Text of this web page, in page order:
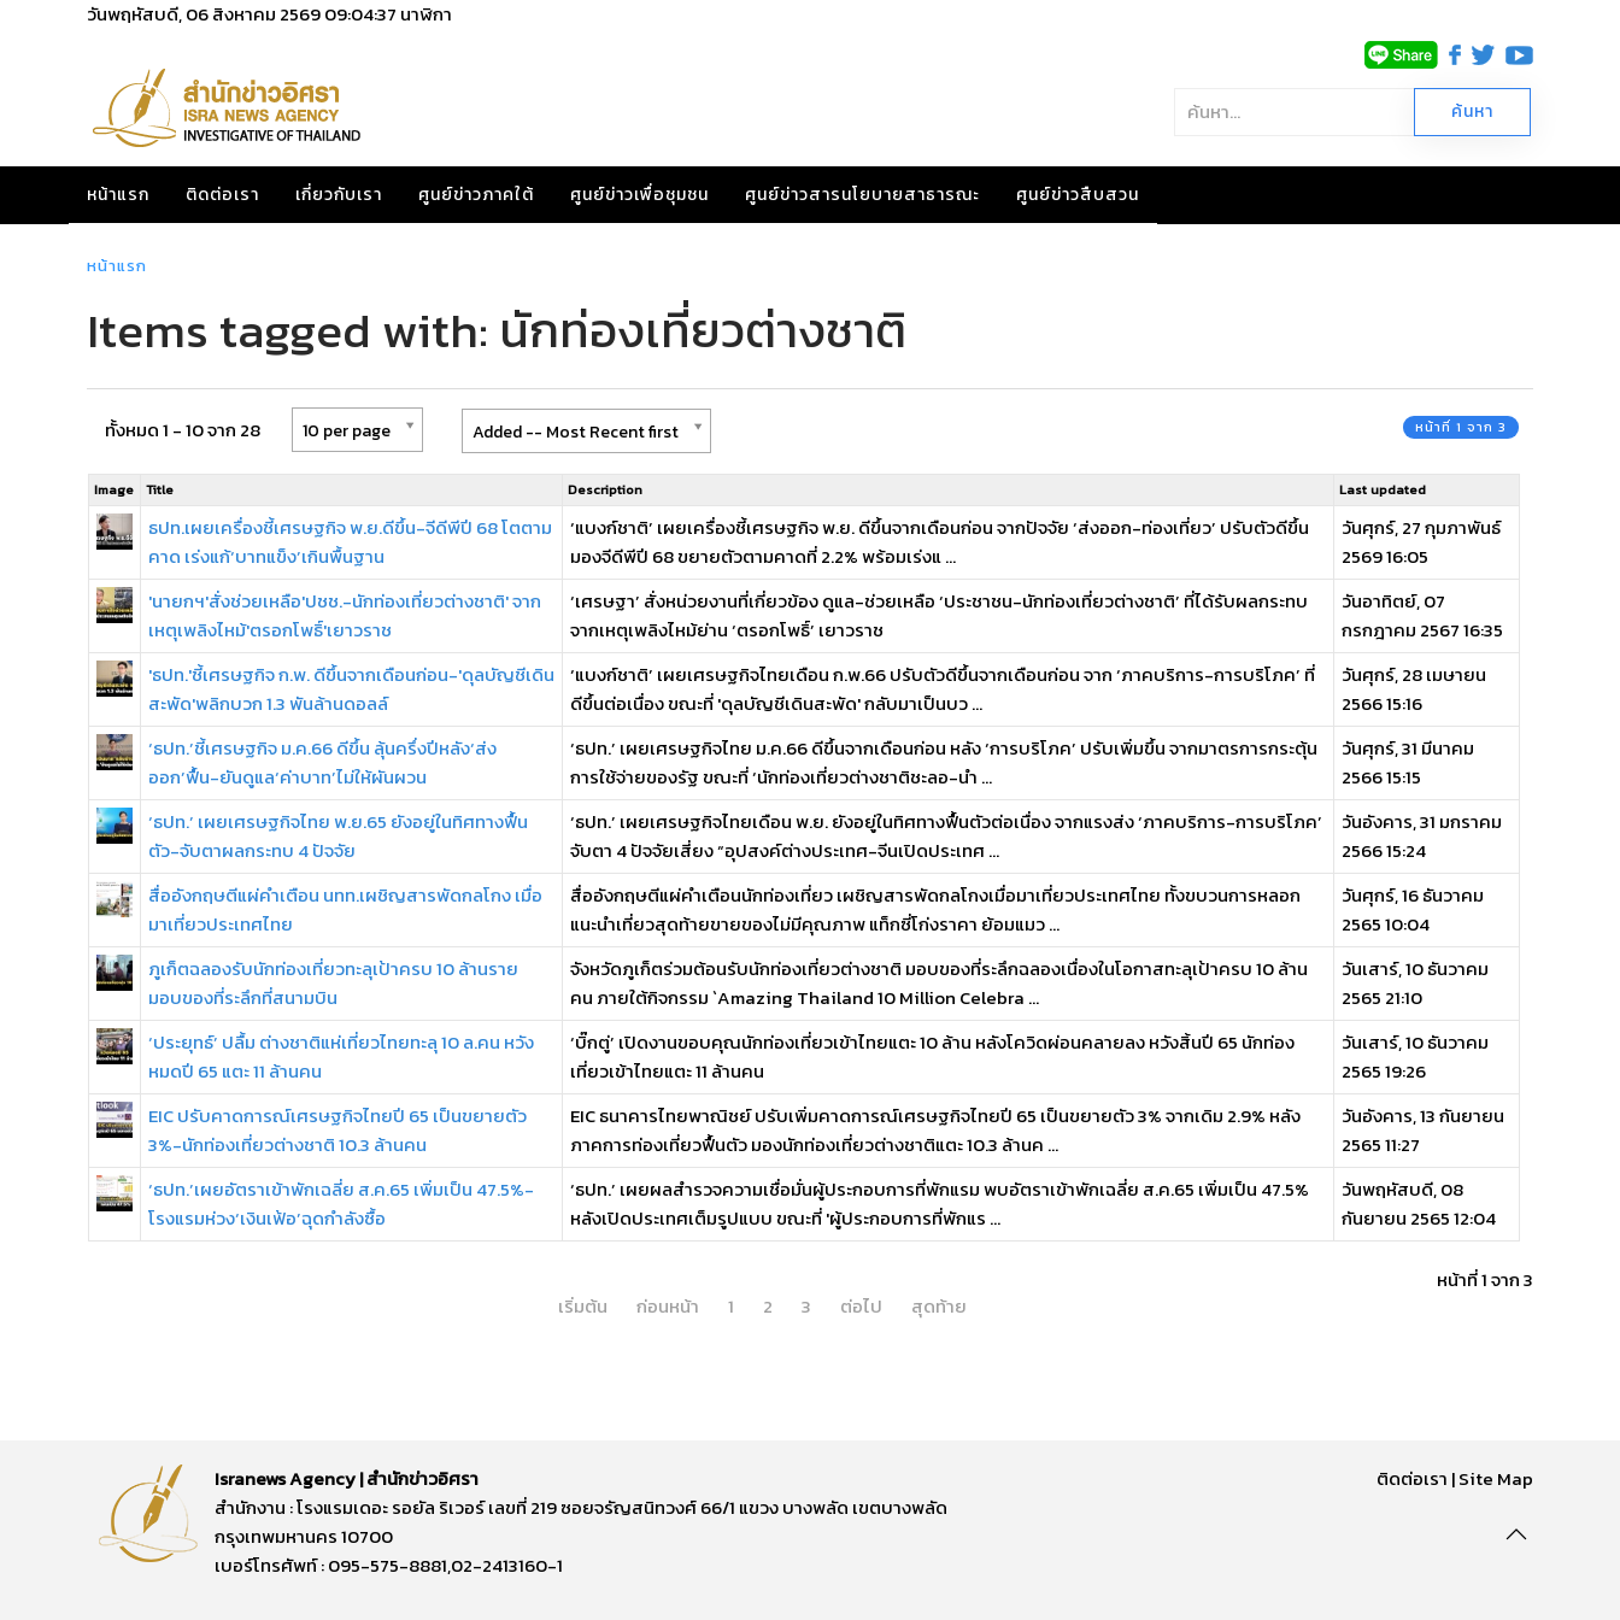
วันพฤหัสบดี, 06 สิงหาคม 256909:04:37 นาฬิกา
หน้าแรก ติดต่อเรา เกี่ยวกับเรา ศูนย์ข่าวภาคใต้ ศูนย์ข่าวเพื่อชุมชน ศูนย์ข่าวสารนโยบายสาธารณะ ศูนย์ข่าวสืบสวน
หน้าแรก
Items tagged with: นักท่องเที่ยวต่างชาติ
ทั้งหมด 1 - 10 จาก 28 10 per page Added -- Most Recent first หน้าที่ 1 จาก 3
Image Title Description Last updated
ธปท.เผยเครื่องชี้เศรษฐกิจ พ.ย.ดีขึ้น-จีดีพีปี 68 โตตาม
คาด เร่งแก้‘บาทแข็ง’เกินพื้นฐาน
‘แบงก์ชาติ’ เผยเครื่องชี้เศรษฐกิจ พ.ย. ดีขึ้นจากเดือนก่อน จากปัจจัย ‘ส่งออก-ท่องเที่ยว’ ปรับตัวดีขึ้น
มองจีดีพีปี 68 ขยายตัวตามคาดที่ 2.2% พร้อมเร่งแ ...
วันศุกร์, 27 กุมภาพันธ์
2569 16:05
'นายกฯ'สั่งช่วยเหลือ'ปชช.-นักท่องเที่ยวต่างชาติ' จาก
เหตุเพลิงไหม้'ตรอกโพธิ์'เยาวราช
‘เศรษฐา’ สั่งหน่วยงานที่เกี่ยวข้อง ดูแล-ช่วยเหลือ ‘ประชาชน-นักท่องเที่ยวต่างชาติ’ ที่ได้รับผลกระทบ
จากเหตุเพลิงไหม้ย่าน ‘ตรอกโพธิ์’ เยาวราช
วันอาทิตย์, 07
กรกฎาคม 2567 16:35
'ธปท.'ชี้เศรษฐกิจ ก.พ. ดีขึ้นจากเดือนก่อน-'ดุลบัญชีเดิน
สะพัด'พลิกบวก 1.3 พันล้านดอลล์
‘แบงก์ชาติ’ เผยเศรษฐกิจไทยเดือน ก.พ.66 ปรับตัวดีขึ้นจากเดือนก่อน จาก ‘ภาคบริการ-การบริโภค’ ที่
ดีขึ้นต่อเนื่อง ขณะที่ 'ดุลบัญชีเดินสะพัด' กลับมาเป็นบว ...
วันศุกร์, 28 เมษายน
2566 15:16
‘ธปท.’ชี้เศรษฐกิจ ม.ค.66 ดีขึ้น ลุ้นครึ่งปีหลัง‘ส่ง
ออก’ฟื้น-ยันดูแล‘ค่าบาท’ไม่ให้ผันผวน
‘ธปท.’ เผยเศรษฐกิจไทย ม.ค.66 ดีขึ้นจากเดือนก่อน หลัง ‘การบริโภค’ ปรับเพิ่มขึ้น จากมาตรการกระตุ้น
การใช้จ่ายของรัฐ ขณะที่ ‘นักท่องเที่ยวต่างชาติชะลอ-นำ ...
วันศุกร์, 31 มีนาคม
2566 15:15
‘ธปท.’ เผยเศรษฐกิจไทย พ.ย.65 ยังอยู่ในทิศทางฟื้น
ตัว-จับตาผลกระทบ 4 ปัจจัย
‘ธปท.’ เผยเศรษฐกิจไทยเดือน พ.ย. ยังอยู่ในทิศทางฟื้นตัวต่อเนื่อง จากแรงส่ง ‘ภาคบริการ-การบริโภค’
จับตา 4 ปัจจัยเสี่ยง “อุปสงค์ต่างประเทศ-จีนเปิดประเทศ ...
วันอังคาร, 31 มกราคม
2566 15:24
สื่ออังกฤษตีแผ่คำเตือน นทท.เผชิญสารพัดกลโกง เมื่อ
มาเที่ยวประเทศไทย
สื่ออังกฤษตีแผ่คำเตือนนักท่องเที่ยว เผชิญสารพัดกลโกงเมื่อมาเที่ยวประเทศไทย ทั้งขบวนการหลอก
แนะนำเที่ยวสุดท้ายขายของไม่มีคุณภาพ แท็กซี่โก่งราคา ย้อมแมว ...
วันศุกร์, 16 ธันวาคม
2565 10:04
ภูเก็ตฉลองรับนักท่องเที่ยวทะลุเป้าครบ 10 ล้านราย
มอบของที่ระลึกที่สนามบิน
จังหวัดภูเก็ตร่วมต้อนรับนักท่องเที่ยวต่างชาติ มอบของที่ระลึกฉลองเนื่องในโอกาสทะลุเป้าครบ 10 ล้าน
คน ภายใต้กิจกรรม `Amazing Thailand 10 Million Celebra ...
วันเสาร์, 10 ธันวาคม
2565 21:10
‘ประยุทธ์’ ปลื้ม ต่างชาติแห่เที่ยวไทยทะลุ 10 ล.คน หวัง
หมดปี 65 แตะ 11 ล้านคน
‘บิ๊กตู่’ เปิดงานขอบคุณนักท่องเที่ยวเข้าไทยแตะ 10 ล้าน หลังโควิดผ่อนคลายลง หวังสิ้นปี 65 นักท่อง
เที่ยวเข้าไทยแตะ 11 ล้านคน
วันเสาร์, 10 ธันวาคม
2565 19:26
EIC ปรับคาดการณ์เศรษฐกิจไทยปี 65 เป็นขยายตัว
3%-นักท่องเที่ยวต่างชาติ 10.3 ล้านคน
EIC ธนาคารไทยพาณิชย์ ปรับเพิ่มคาดการณ์เศรษฐกิจไทยปี 65 เป็นขยายตัว 3% จากเดิม 2.9% หลัง
ภาคการท่องเที่ยวฟื้นตัว มองนักท่องเที่ยวต่างชาติแตะ 10.3 ล้านค ...
วันอังคาร, 13 กันยายน
2565 11:27
‘ธปท.’เผยอัตราเข้าพักเฉลี่ย ส.ค.65 เพิ่มเป็น 47.5%-
โรงแรมห่วง‘เงินเฟ้อ’ฉุดกำลังซื้อ
‘ธปท.’ เผยผลสำรวจความเชื่อมั่นผู้ประกอบการที่พักแรม พบอัตราเข้าพักเฉลี่ย ส.ค.65 เพิ่มเป็น 47.5%
หลังเปิดประเทศเต็มรูปแบบ ขณะที่ 'ผู้ประกอบการที่พักแร ...
วันพฤหัสบดี, 08
กันยายน 2565 12:04
หน้าที่ 1 จาก 3
เริ่มต้น
ก่อนหน้า 1 2 3 ต่อไป สุดท้าย
Isranews Agency | สำนักข่าวอิศรา
สำนักงาน : โรงแรมเดอะ รอยัล ริเวอร์ เลขที่ 219 ซอยจรัญสนิทวงศ์ 66/1 แขวง บางพลัด เขตบางพลัด
กรุงเทพมหานคร 10700
เบอร์โทรศัพท์ : 095-575-8881,02-2413160-1
ติดต่อเรา |Site Map